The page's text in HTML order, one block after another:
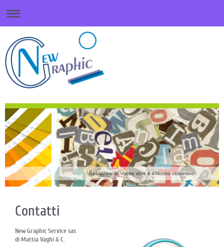
Realizzare le Vostre idee è il Nostro obbiettivo
Contatti
New Graphic Servicesas
di Mattia Vaghi & C.